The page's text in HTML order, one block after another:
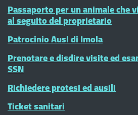
Passaporto per un animale che
al seguito del proprietario
Patrocinio Ausl di Imola
Prenotare e disdire visite ed
SSN
Richiedere protesi ed ausili
Ticket sanitari